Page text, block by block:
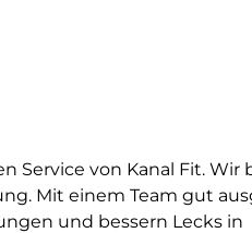
Service von Kanal Fit. Wir
Mit einem Team gut
und bessern Lecks in